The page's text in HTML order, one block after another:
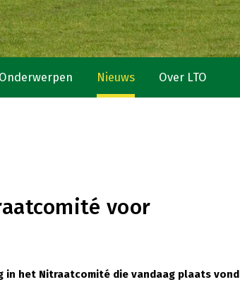
Onderwerpen Nieuws Over LTO
voor
in het Nitraatcomité die vandaag plaats vond